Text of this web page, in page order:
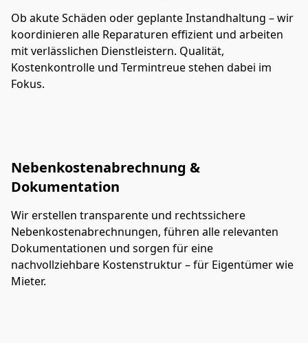
Ob akute Schäden oder geplante Instandhaltung – wir
koordinieren alle Reparaturen effizient und arbeiten
mit verlässlichen Dienstleistern. Qualität,
Kostenkontrolle und Termintreue stehen dabei im
Fokus.
Nebenkostenabrechnung &
Dokumentation
Wir erstellen transparente und rechtssichere
Nebenkostenabrechnungen, führen alle relevanten
Dokumentationen und sorgen für eine
nachvollziehbare Kostenstruktur – für Eigentümer wie
Mieter.